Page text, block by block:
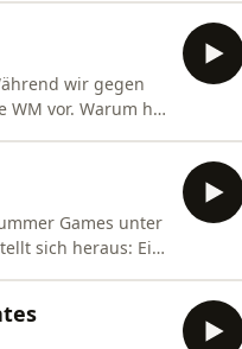
wir gegen
vor. Warum hat
Games unter
sich heraus: Ein